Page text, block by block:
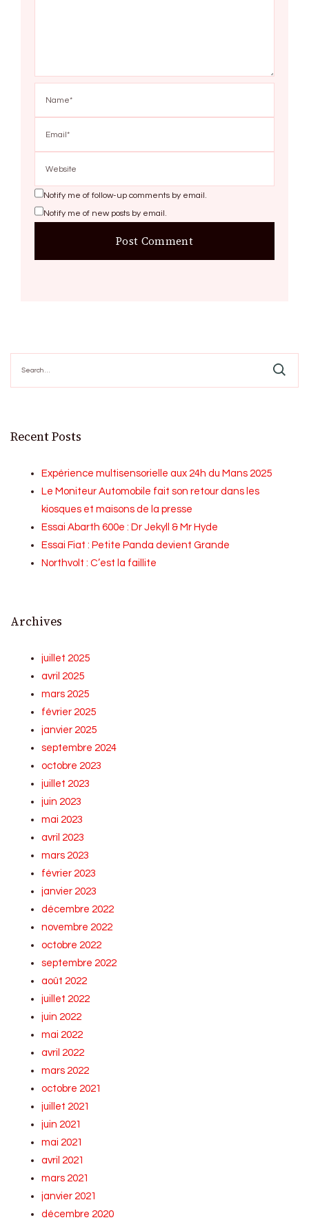
Notify me of follow-up comments by email.
Notify me of new posts by email.
for:
Recent Posts
Expérience multisensorielle aux 24h du Mans 2025
Le Moniteur Automobile fait son retour dans les
kiosques et maisons de la presse
Essai Abarth 600e : Dr Jekyll & Mr Hyde
Essai Fiat : Petite Panda devient Grande
Northvolt : C’est la faillite
Archives
juillet 2025
avril 2025
mars 2025
février 2025
janvier 2025
septembre 2024
octobre 2023
juillet 2023
juin 2023
mai 2023
avril 2023
mars 2023
février 2023
janvier 2023
décembre 2022
novembre 2022
octobre 2022
septembre 2022
août 2022
juillet 2022
juin 2022
mai 2022
avril 2022
mars 2022
octobre 2021
juillet 2021
juin 2021
mai 2021
avril 2021
mars 2021
janvier 2021
décembre 2020